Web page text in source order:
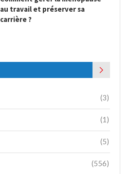
au travail et préserver sa
carrière ?
(3)
(1)
(5)
(556)